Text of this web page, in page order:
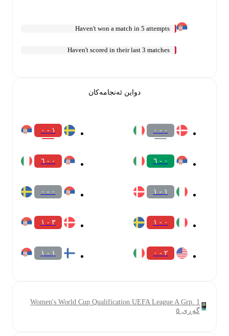
Haven't won a match in 5 attempts
Haven't scored in their last 3 matches
دواین ئەنجامەکان
٠ - ٠
٠ - ٦
١ - ١
٠ - ١
٢ - ٠
١ - ٠
٠ - ٦
٠ - ٠
٣ - ١
١ - ١
Women's World Cup Qualification UEFA League A Grp. 1
گەڕی ٥